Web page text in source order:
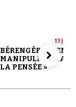
13
BÉRENGÈRE
MANIPULE LA
LA PENSÉE »